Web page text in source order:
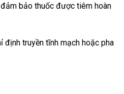
bảo thuốc được tiêm hoàn
định truyền tĩnh mạch hoặc pha